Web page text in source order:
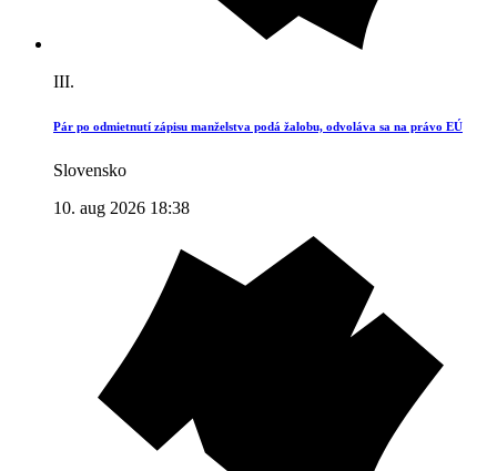
III.
Pár po odmietnutí zápisu manželstva podá žalobu, odvoláva sa na právo EÚ
Slovensko
10. aug 2026 18:38